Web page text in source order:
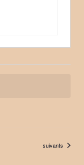
Évènements
suivants